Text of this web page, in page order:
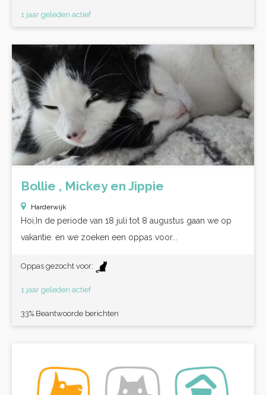
1 jaar geleden actief
Bollie , Mickey en Jippie
Harderwijk
Hoi,In de periode van 18 juli tot 8 augustus gaan we op
vakantie. en we zoeken een oppas voor...
Oppas gezocht voor:
1 jaar geleden actief
33% Beantwoorde berichten